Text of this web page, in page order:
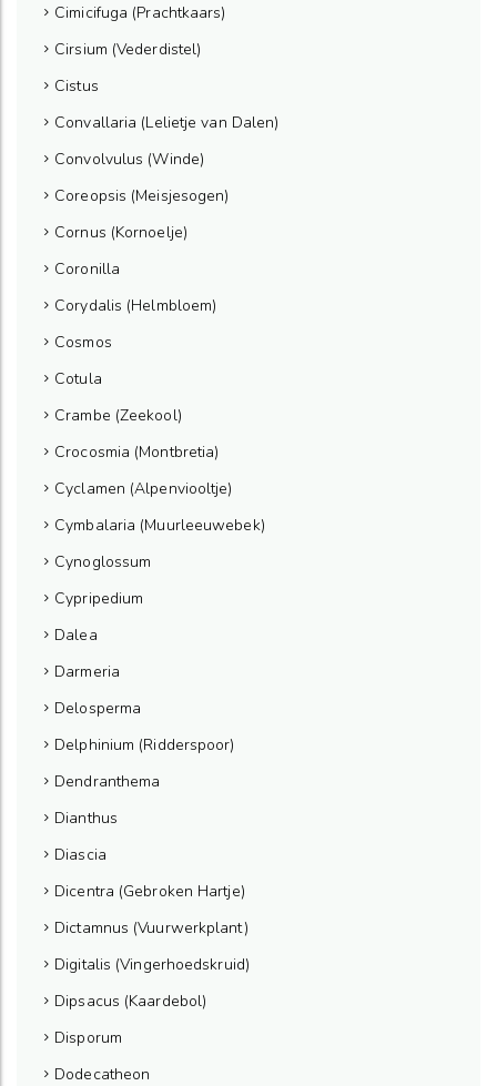
Cimicifuga (Prachtkaars)
Cirsium (Vederdistel)
Cistus
Convallaria (Lelietje van Dalen)
Convolvulus (Winde)
Coreopsis (Meisjesogen)
Cornus (Kornoelje)
Coronilla
Corydalis (Helmbloem)
Cosmos
Cotula
Crambe (Zeekool)
Crocosmia (Montbretia)
Cyclamen (Alpenviooltje)
Cymbalaria (Muurleeuwebek)
Cynoglossum
Cypripedium
Dalea
Darmeria
Delosperma
Delphinium (Ridderspoor)
Dendranthema
Dianthus
Diascia
Dicentra (Gebroken Hartje)
Dictamnus (Vuurwerkplant)
Digitalis (Vingerhoedskruid)
Dipsacus (Kaardebol)
Disporum
Dodecatheon